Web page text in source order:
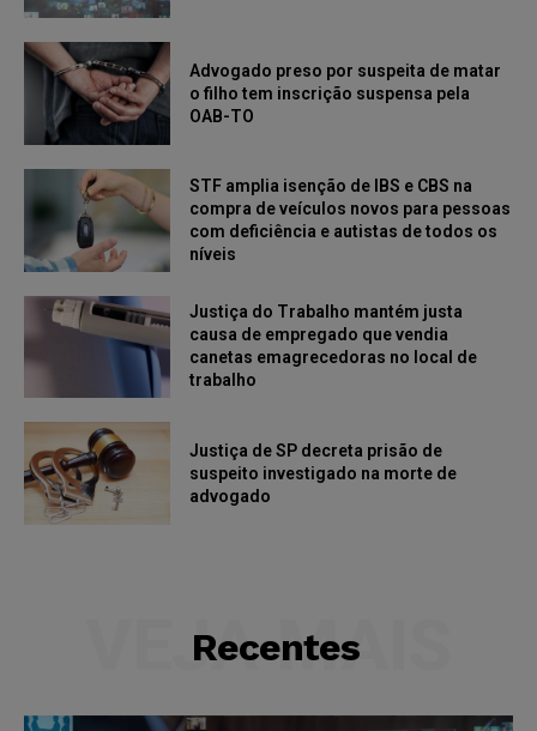
Advogado preso por suspeita de matar
o filho tem inscrição suspensa pela
OAB-TO
STF amplia isenção de IBS e CBS na
compra de veículos novos para pessoas
com deficiência e autistas de todos os
níveis
Justiça do Trabalho mantém justa
causa de empregado que vendia
canetas emagrecedoras no local de
trabalho
Justiça de SP decreta prisão de
suspeito investigado na morte de
advogado
Recentes
VEJA MAIS